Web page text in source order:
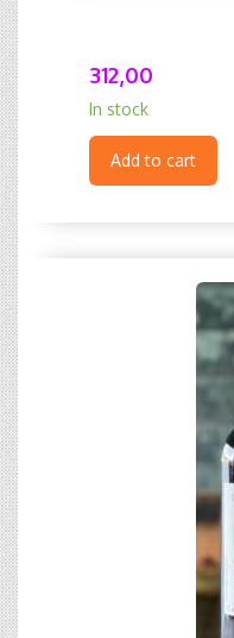
312,00
In stock
Add to cart